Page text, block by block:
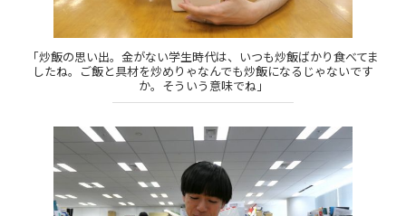
「炒飯の思い出。金がない学生時代は、いつも炒飯ばかり食べてま
したね。ご飯と具材を炒めりゃなんでも炒飯になるじゃないです
か。そういう意味でね」